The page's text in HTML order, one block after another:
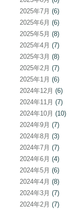
2025年7月 (6)
2025年6月 (6)
2025年5月 (8)
2025年4月 (7)
2025年3月 (8)
2025年2月 (7)
2025年1月 (6)
2024年12月 (6)
2024年11月 (7)
2024年10月 (10)
2024年9月 (7)
2024年8月 (3)
2024年7月 (7)
2024年6月 (4)
2024年5月 (6)
2024年4月 (8)
2024年3月 (7)
2024年2月 (7)